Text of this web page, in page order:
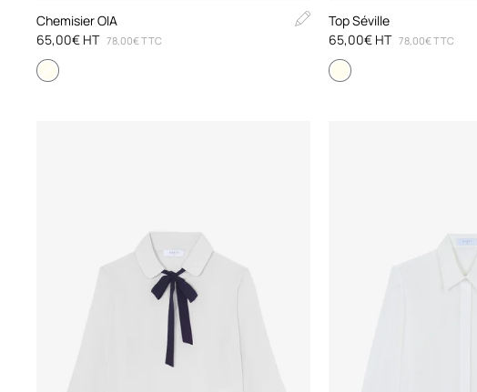
Chemisier OIA
65,00€ HT 78,00€ TTC
Top Séville
65,00€ HT 78,00€ TTC
BlancBleu clair